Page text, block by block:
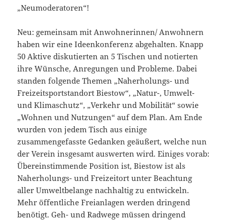
„Neumoderatoren“!
Neu: gemeinsam mit Anwohnerinnen/ Anwohnern
haben wir eine Ideenkonferenz abgehalten. Knapp
50 Aktive diskutierten an 5 Tischen und notierten
ihre Wünsche, Anregungen und Probleme. Dabei
standen folgende Themen „Naherholungs- und
Freizeitsportstandort Biestow“, „Natur-, Umwelt-
und Klimaschutz“, „Verkehr und Mobilität“ sowie
„Wohnen und Nutzungen“ auf dem Plan. Am Ende
wurden von jedem Tisch aus einige
zusammengefasste Gedanken geäußert, welche nun
der Verein insgesamt auswerten wird. Einiges vorab:
Übereinstimmende Position ist, Biestow ist als
Naherholungs- und Freizeitort unter Beachtung
aller Umweltbelange nachhaltig zu entwickeln.
Mehr öffentliche Freianlagen werden dringend
benötigt. Geh- und Radwege müssen dringend